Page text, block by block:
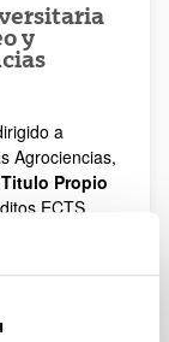
y
a
Agrociencias,
Propio
ECTS